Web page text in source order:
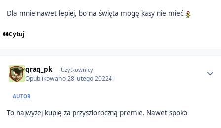
Dla mnie nawet lepiej, bo na święta mogę kasy nie mieć
Cytuj
qraq_pk Użytkownicy
Opublikowano28 lutego 20224 l
AUTOR
To najwyżej kupię za przyszłoroczną premie. Nawet spoko